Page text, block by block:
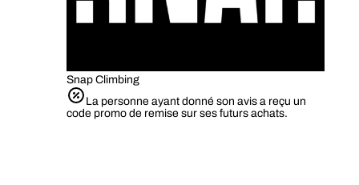
Snap Climbing
La personne ayant donné son avis a reçu un
code promo de remise sur ses futurs achats.